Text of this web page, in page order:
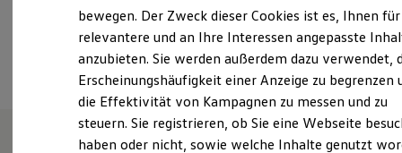
Laden Zuhause
Ladestationen finden
Ladezeitensimulator
Batterie
Sicherheit
Garantie und Lebensdauer
Nachhaltigkeit
Technologie
Kosten und Kauf
Ansprechpartner
bewegen. Der Zweck dieser Cookies ist es, Ihnen für
relevantere und an Ihre Interessen angepasste
anzubieten. Sie werden außerdem dazu verwendet,
Erscheinungshäufigkeit einer Anzeige zu begrenzen
die Effektivität von Kampagnen zu messen und zu
steuern. Sie registrieren, ob Sie eine Webseite
haben oder nicht, sowie welche Inhalte genutzt